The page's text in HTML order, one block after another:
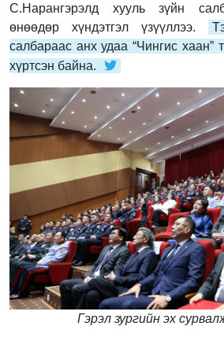
С.Нарангэрэлд хууль зүйн
өнөөдөр хүндэтгэл үзүүллээ.
салбараас анх удаа “Чингис хаан”
хүртсэн байна.
Гэрэл зургийн эх